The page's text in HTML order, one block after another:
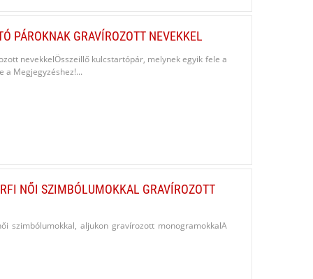
PÁROKNAK GRAVÍROZOTT NEVEKKEL
nevekkelÖsszeillő kulcstartópár, melynek egyik fele a
a Megjegyzéshez!...
NŐI SZIMBÓLUMOKKAL GRAVÍROZOTT
szimbólumokkal, aljukon gravírozott monogramokkalA